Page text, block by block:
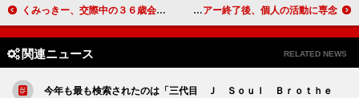
くみっきー、交際中の３６歳会社員は“ジャイアン”似 「逆プロポーズもありかなと思う」 ＫＡＴ―ＴＵＮ５月１日から充電期間に ライブツアー終了後、個人の活動に専念
関連ニュース RELATED NEWS
今年も最も検索されたのは「三代目 Ｊ Ｓｏｕｌ Ｂｒｏｔｈｅ